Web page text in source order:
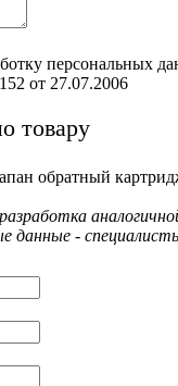
персональных
от 27.07.2006
товару
обратный
данные -